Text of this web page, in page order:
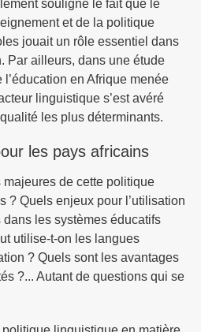
souligné le fait que le
et de la politique
jouait un rôle essentiel dans
Par ailleurs, dans une étude
en Afrique menée
linguistique s’est avéré
les plus déterminants.
les pays africains
de cette politique
? Quels enjeux pour l’utilisation
les systèmes éducatifs
utilise-t-on les langues
? Quels sont les avantages
?... Autant de questions qui se